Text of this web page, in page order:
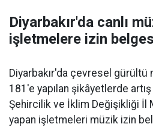
Diyarbakır'da canlı
işletmelere izin
Diyarbakır'da çevresel gürültü
181'e yapılan şikâyetlerde
Şehircilik ve İklim Değişikliği İl
yapan işletmeleri müzik izin